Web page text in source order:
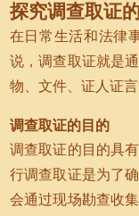
探究调查取证
在日常生活和法律
说，调查取证就是
物、文件、证人证
调查取证的目的
调查取证的目的具
行调查取证是为了
会通过现场勘查收